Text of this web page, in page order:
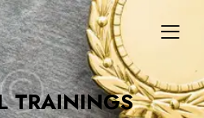
TRAININGS